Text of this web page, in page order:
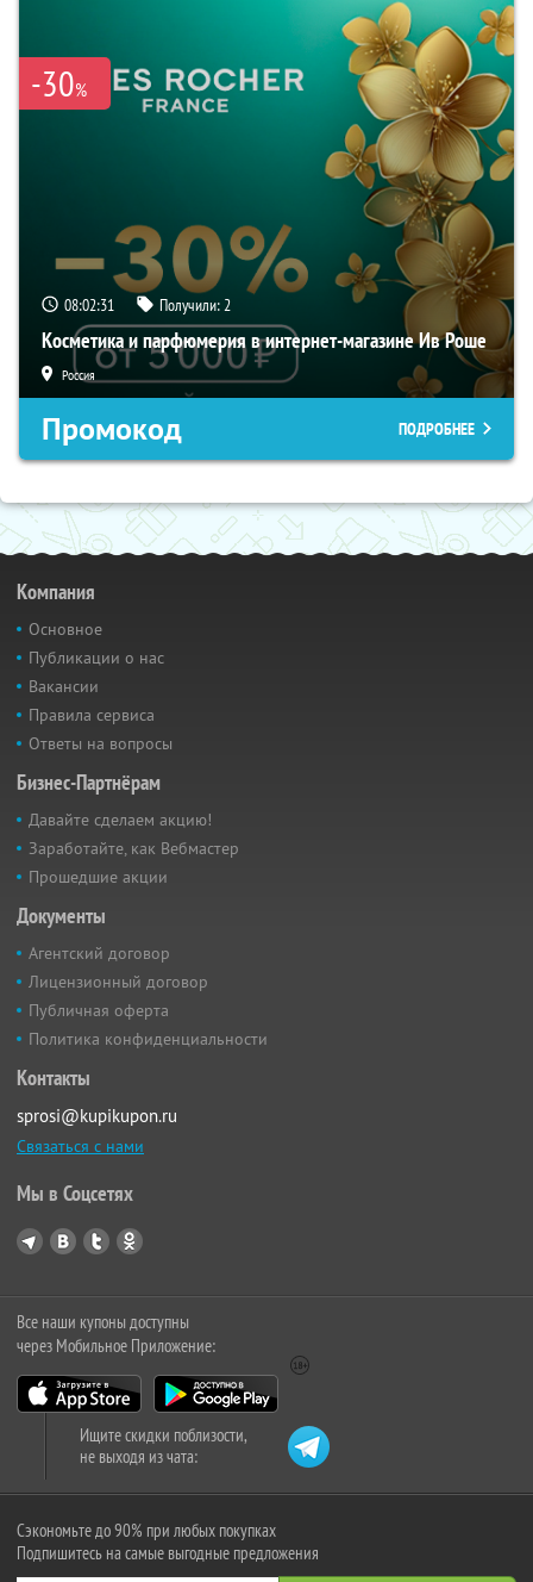
-30%
08:02:30 Получили:2
Косметика и парфюмерия в интернет-магазине Ив Роше
Россия
Промокод ПОДРОБНЕЕ
Компания
Основное
Публикации о нас
Вакансии
Правила сервиса
Ответы на вопросы
Бизнес-Партнёрам
Давайте сделаем акцию!
Заработайте, как Вебмастер
Прошедшие акции
Документы
Агентский договор
Лицензионный договор
Публичная оферта
Политика конфиденциальности
Контакты
sprosi@kupikupon.ru
Связаться с нами
Мы в Соцсетях
Все наши купоны доступны
через Мобильное Приложение:
Ищите скидки поблизости,
не выходя из чата:
Сэкономьте до 90% при любых покупках
Подпишитесь на самые выгодные предложения